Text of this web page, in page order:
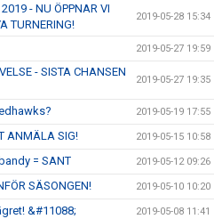
- NU ÖPPNAR VI
TURNERING!
2019-05-28 15:34
2019-05-27 19:59
- SISTA CHANSEN
2019-05-27 19:35
2019-05-19 17:55
ANMÄLA SIG! 2019-05-15 10:58
= SANT 2019-05-12 09:26
SÄSONGEN! 2019-05-10 10:20
&#11088; 2019-05-08 11:41